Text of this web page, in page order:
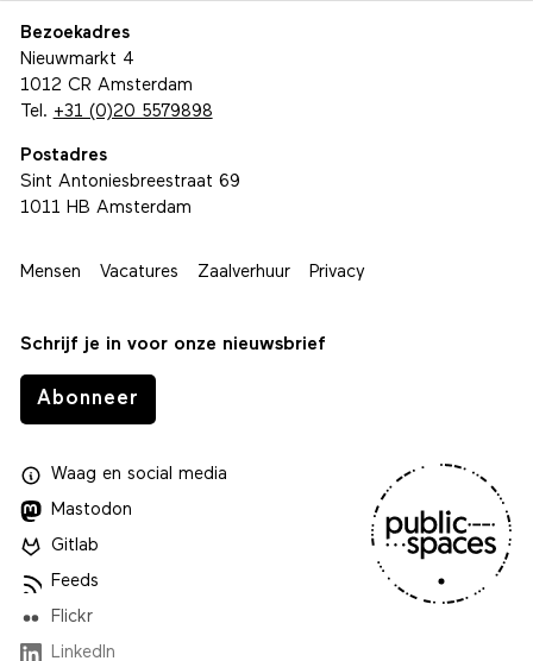
Bezoekadres
Nieuwmarkt 4
1012 CR Amsterdam
Tel. +31 (0)20 5579898
Postadres
Sint Antoniesbreestraat 69
1011 HB Amsterdam
Mensen Vacatures Zaalverhuur Privacy
Schrijf je in voor onze nieuwsbrief
Abonneer
Waagen social media
Mastodon
Gitlab
Feeds
Flickr
LinkedIn